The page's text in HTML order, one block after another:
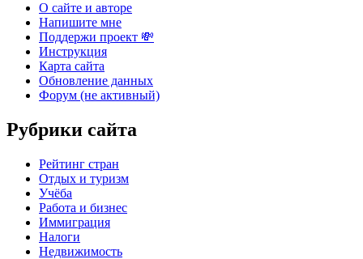
О сайте и авторе
Напишите мне
Поддержи проект 💸
Инструкция
Карта сайта
Обновление данных
Форум (не активный)
Рубрики сайта
Рейтинг стран
Отдых и туризм
Учёба
Работа и бизнес
Иммиграция
Налоги
Недвижимость